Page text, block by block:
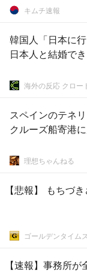
キムチ速報
韓国人「日本に
日本人と結婚で
海外の反応 クロー
スペインのテネ
クルーズ船寄港
理想ちゃんねる
【悲報】 もちづ
ゴールデンタイム
【速報】事務所